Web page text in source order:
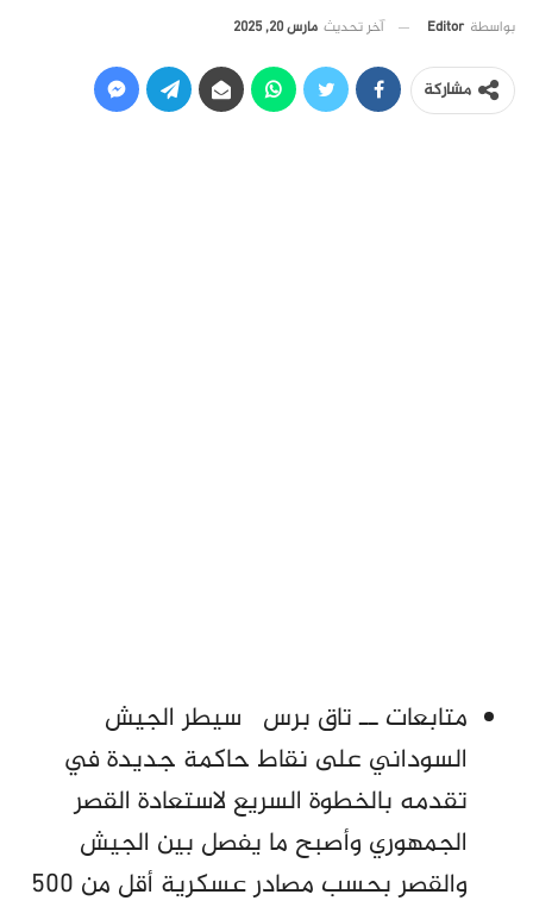
بواسطة Editor آخر تحديث مارس 20, 2025
مشاركة
متابعات ــ تاق برس سيطر الجيش
السوداني على نقاط حاكمة جديدة في
تقدمه بالخطوة السريع لاستعادة القصر
الجمهوري وأصبح ما يفصل بين الجيش
والقصر بحسب مصادر عسكرية أقل من 500